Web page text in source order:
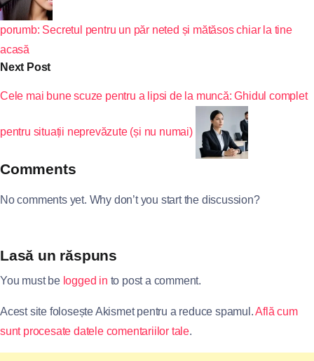
porumb: Secretul pentru un păr neted și mătăsos chiar la tine
acasă
Next Post
Cele mai bune scuze pentru a lipsi de la muncă: Ghidul complet
pentru situații neprevăzute (și nu numai)
Comments
No comments yet. Why don’t you start the discussion?
Lasă un răspuns
You must be logged in to post a comment.
Acest site folosește Akismet pentru a reduce spamul.Află cum
sunt procesate datele comentariilor tale.